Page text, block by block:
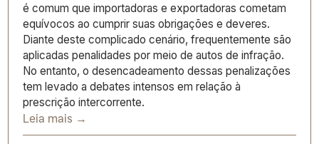
é comum que importadoras e exportadoras cometam
equívocos ao cumprir suas obrigações e deveres.
Diante deste complicado cenário, frequentemente são
aplicadas penalidades por meio de autos de infração.
No entanto, o desencadeamento dessas penalizações
tem levado a debates intensos em relação à
prescrição intercorrente.
Leia mais →